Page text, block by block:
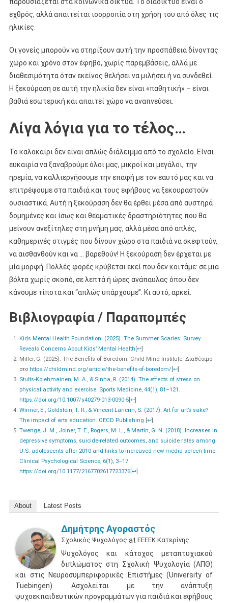
εχθρός, αλλά απαιτείται ισορροπία στη χρήση του από όλες τις
ηλικίες.
Οι γονείς μπορούν να στηρίξουν αυτή την προσπάθεια δίνοντας
χώρο και χρόνο στον έφηβο, χωρίς παρεμβάσεις, αλλά με
διαθεσιμότητα όταν εκείνος θελήσει να μιλήσει ή να συνδεθεί.
Η ξεκούραση σε αυτή την ηλικία δεν είναι «παθητική» – είναι
βαθιά εσωτερική και απαιτεί χώρο να αναπνεύσει.
Λίγα λόγια για το τέλος…
Το καλοκαίρι δεν είναι απλώς διάλειμμα από το σχολείο. Είναι
ευκαιρία να ξαναβρούμε όλοι μας, μικροί και μεγάλοι, την
ηρεμία, να καλλιεργήσουμε την επαφή με τον εαυτό μας και να
επιτρέψουμε στα παιδιά και τους εφήβους να ξεκουραστούν
ουσιαστικά. Αυτή η ξεκούραση δεν θα έρθει μέσα από αυστηρά
δομημένες και ίσως και θεαματικές δραστηριότητες που θα
μείνουν ανεξίτηλες στη μνήμη μας, αλλά μέσα από απλές,
καθημερινές στιγμές που δίνουν χώρο στα παιδιά να σκεφτούν,
να αισθανθούν και να … βαρεθούν! Η ξεκούραση δεν έρχεται με
μία μορφή. Πολλές φορές κρύβεται εκεί που δεν κοιτάμε: σε μια
βόλτα χωρίς σκοπό, σε λεπτά ή ώρες ανάπαυλας όπου δεν
κάνουμε τίποτα και “απλώς υπάρχουμε”. Κι αυτό, αρκεί.
Βιβλιογραφία / Παραπομπές
Kids Mental Health Foundation. (2025). The Summer Scaries: Survey
Reveals Concerns About Kids’ Mental Health [↩]
Miller, G. (2025). The Benefits of Boredom. Child Mind Institute. Διαθέσιμο
στο https://childmind.org/article/the-benefits-of-boredom/ [↩]
Stults-Kolehmainen, M. A., & Sinha, R. (2014). The effects of stress on
physical activity and exercise. Sports Medicine, 44(1), 81–121.
https://doi.org/10.1007/s40279-013-0090-5[↩]
Winner, E., Goldstein, T. R., & Vincent-Lancrin, S. (2017). Art for art’s sake?
The impact of arts education. OECD Publishing. [↩]
Twenge, J. M., Joiner, T. E., Rogers, M. L., & Martin, G. N. (2018). Increases in
depressive symptoms, suicide-related outcomes, and suicide rates among
U.S. adolescents after 2010 and links to increased new media screen time.
Clinical Psychological Science, 6(1), 3–17.
https://doi.org/10.1177/2167702617723376[↩]
About Latest Posts
Δημήτρης Αγοραστός
Σχολικός Ψυχολόγος at ΕΕΕΕΚ Κατερίνης
Ψυχολόγος και κάτοχος μεταπτυχιακού
διπλώματος στη Σχολική Ψυχολογία (ΑΠΘ)
και στις Νευροσυμπεριφορικές Επιστήμες (University of
Tuebingen). Ασχολείται με την ανάπτυξη
ψυχοεκπαιδευτικών προγραμμάτων για παιδιά και εφήβους